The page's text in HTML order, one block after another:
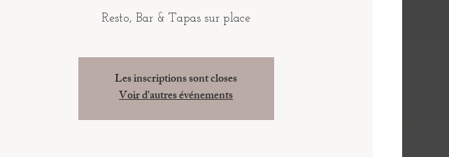
Resto, Bar & Tapas sur place
Les inscriptions sont closes
Voir d'autres événements